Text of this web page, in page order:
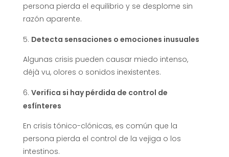
persona pierda el equilibrio y se desplome sin
razón aparente.
Detecta sensaciones o emociones inusuales
Algunas crisis pueden causar miedo intenso,
déjà vu, olores o sonidos inexistentes.
Verifica si hay pérdida de control de
esfínteres
En crisis tónico-clónicas, es común que la
persona pierda el control de la vejiga o los
intestinos.